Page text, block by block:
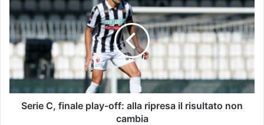
Serie C, finale play-off: alla ripresa il risultato non
cambia